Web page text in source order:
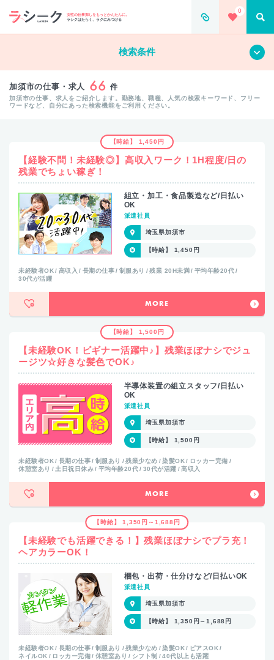
女性の仕事探しをもっとかんたんに。
ラシクはたらく、ラクにみつける
0
すべて クリア
検索条件
加須市の仕事・求人 66 件
加須市の仕事、求人をご紹介します。勤務地、職種、人気の検索キーワード、フリー
ワードなど、自分にあった検索機能をご利用ください。
【時給】 1,450円
【経験不問！未経験◎】高収入ワーク！1H程度/日の
残業でちょい稼ぎ！
組立・加工・食品製造など/日払い
OK
派遣社員
埼玉県加須市
【時給】 1,450円
未経験者OK 高収入 長期の仕事 制服あり 残業 20H未満
平均年齢20代
30代が活躍
MORE
【時給】 1,500円
【未経験OK！ビギナー活躍中♪】残業ほぼナシでジュ
ージツ☆好きな髪色でOK♪
半導体装置の組立スタッフ/日払い
OK
派遣社員
埼玉県加須市
【時給】 1,500円
未経験者OK 長期の仕事 制服あり 残業少なめ 染髪OK
ロッカー完備
休憩室あり
土日祝日休み 平均年齢20代 30代が活躍 高収入
MORE
【時給】 1,350円～1,688円
【未経験でも活躍できる！】残業ほぼナシでプラ充！
ヘアカラーOK！
梱包・出荷・仕分けなど/日払いOK
派遣社員
埼玉県加須市
【時給】 1,350円～1,688円
未経験者OK 長期の仕事 制服あり 残業少なめ 染髪OK
ピアスOK
ネイルOK
ロッカー完備 休憩室あり シフト制 40代以上も活躍